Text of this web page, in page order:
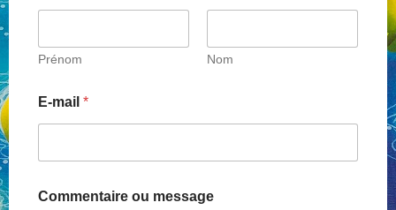
NOUS CONTACTER !
Prénom Nom
E-mail *
Commentaire ou message